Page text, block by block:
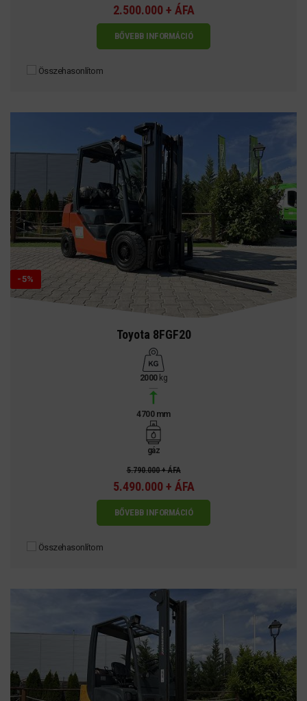
2.500.000 + ÁFA
BŐVEBB INFORMÁCIÓ
Összehasonlítom
-5%
Toyota 8FGF20
2000kg
4700 mm
gáz
5.790.000 + ÁFA
5.490.000 + ÁFA
BŐVEBB INFORMÁCIÓ
Összehasonlítom